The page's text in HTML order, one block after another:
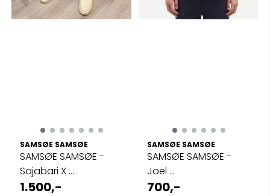
SAMSØE SAMSØE
SAMSØE SAMSØE -
Sajabari X ...
1.500,-
SAMSØE SAMSØE
SAMSØE SAMSØE -
Joel ...
700,-